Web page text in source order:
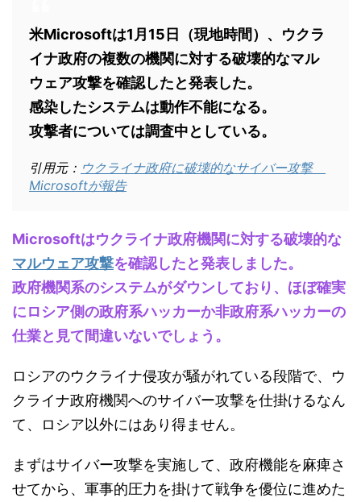
米Microsoftは1月15日（現地時間）、ウクラ
イナ政府の複数の機関に対する破壊的なマル
ウェア攻撃を確認したと発表した。
感染したシステムは動作不能になる。
攻撃者については調査中としている。
引用元： ウクライナ政府に破壊的なサイバー攻撃
Microsoftが報告
Microsoftはウクライナ政府機関に対する破壊的な
マルウェア攻撃を確認したと発表しました。
政府機関系のシステムがダウンしており、ほぼ確実
にロシア側の政府系ハッカーか非政府系ハッカーの
仕業と見て間違いないでしょう。
ロシアのウクライナ侵攻が騒がれている段階で、ウ
クライナ政府機関へのサイバー攻撃を仕掛けるなん
て、ロシア以外にはあり得ません。
まずはサイバー攻撃を実施して、政府機能を麻痺さ
せてから、軍事的圧力を掛けて戦争を優位に進めた